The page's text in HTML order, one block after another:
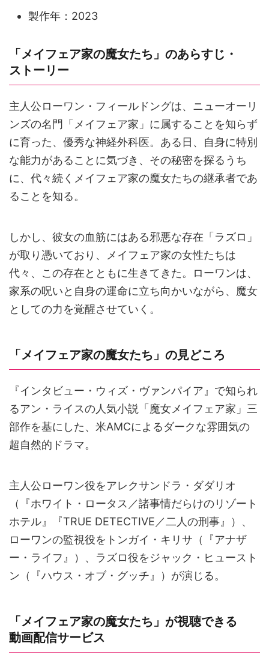
製作年：2023
「メイフェア家の魔女たち」のあらすじ・
ストーリー
主人公ローワン・フィールドングは、ニューオーリ
ンズの名門「メイフェア家」に属することを知らず
に育った、優秀な神経外科医。ある日、自身に特別
な能力があることに気づき、その秘密を探るうち
に、代々続くメイフェア家の魔女たちの継承者であ
ることを知る。
しかし、彼女の血筋にはある邪悪な存在「ラズロ」
が取り憑いており、メイフェア家の女性たちは
代々、この存在とともに生きてきた。ローワンは、
家系の呪いと自身の運命に立ち向かいながら、魔女
としての力を覚醒させていく。
「メイフェア家の魔女たち」の見どころ
『インタビュー・ウィズ・ヴァンパイア』で知られ
るアン・ライスの人気小説「魔女メイフェア家」三
部作を基にした、米AMCによるダークな雰囲気の
超自然的ドラマ。
主人公ローワン役をアレクサンドラ・ダダリオ
（『ホワイト・ロータス／諸事情だらけのリゾート
ホテル』『TRUE DETECTIVE／二人の刑事』）、
ローワンの監視役をトンガイ・キリサ（『アナザ
ー・ライフ』）、ラズロ役をジャック・ヒュースト
ン（『ハウス・オブ・グッチ』）が演じる。
「メイフェア家の魔女たち」が視聴できる
動画配信サービス